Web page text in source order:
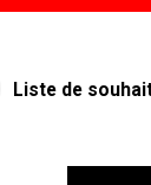
Liste de